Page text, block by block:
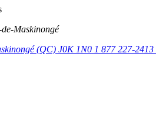
Maskinongé
(QC) J0K 1N0 1 877 227-2413